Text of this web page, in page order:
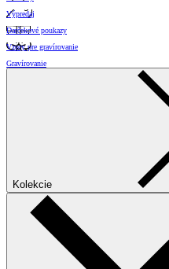
Výpredaj
Darčekové poukazy
Vzory pre gravírovanie
Gravírovanie
Kolekcie